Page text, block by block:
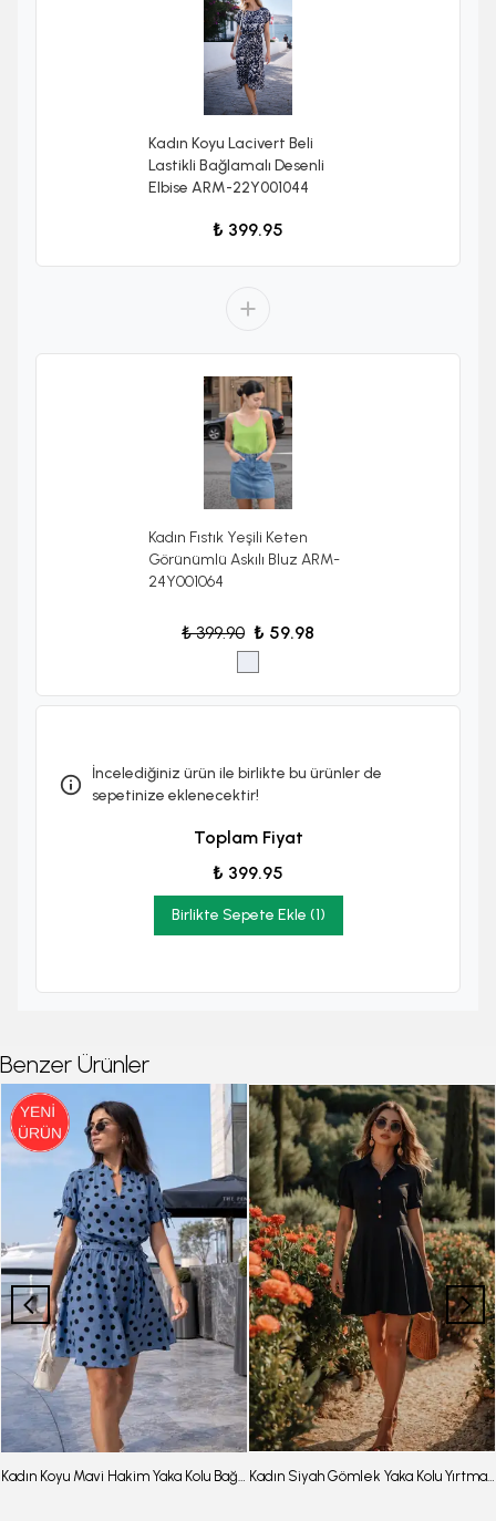
Kadın Koyu Lacivert Beli
Lastikli Bağlamalı Desenli
Elbise ARM-22Y001044
₺ 399.95
Kadın Fıstık Yeşili Keten
Görünümlü Askılı Bluz ARM-
24Y001064
₺ 399.90 ₺ 59.98
İncelediğiniz ürün ile birlikte bu ürünler de
sepetinize eklenecektir!
Toplam Fiyat
₺ 399.95
Birlikte Sepete Ekle (1)
Benzer Ürünler
Kadın Koyu Mavi Hakim Yaka Kolu Bağlamalı Beli Lastikli Kemerli Kısa Elbise ARM-26Y001145 Kadın Siyah Gömlek Yaka Kolu Yırtmaç Detaylı Kloş Karpuz Kol Elbise ARM-24Y001083